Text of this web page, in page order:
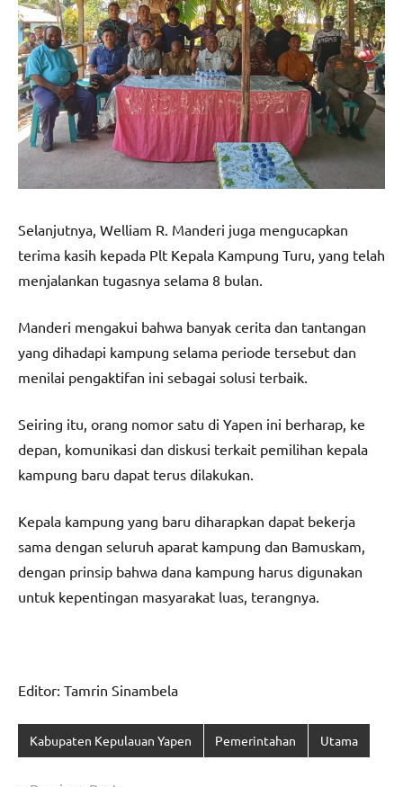
Selanjutnya, Welliam R. Manderi juga mengucapkan
terima kasih kepada Plt Kepala Kampung Turu, yang telah
menjalankan tugasnya selama 8 bulan.
Manderi mengakui bahwa banyak cerita dan tantangan
yang dihadapi kampung selama periode tersebut dan
menilai pengaktifan ini sebagai solusi terbaik.
Seiring itu, orang nomor satu di Yapen ini berharap, ke
depan, komunikasi dan diskusi terkait pemilihan kepala
kampung baru dapat terus dilakukan.
Kepala kampung yang baru diharapkan dapat bekerja
sama dengan seluruh aparat kampung dan Bamuskam,
dengan prinsip bahwa dana kampung harus digunakan
untuk kepentingan masyarakat luas, terangnya.
Editor: Tamrin Sinambela
Kabupaten Kepulauan Yapen Pemerintahan Utama